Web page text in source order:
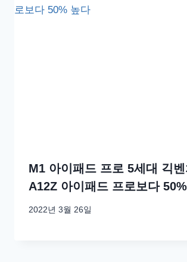
M1 아이패드 프로 5세대 긱
A12Z 아이패드 프로보다
2022년 3월 26일